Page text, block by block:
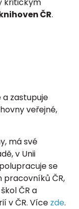
kritickým
ČR.
a zastupuje
veřejné,
má své
v Unii
se
ČR,
ČR a
v ČR. Více zde.